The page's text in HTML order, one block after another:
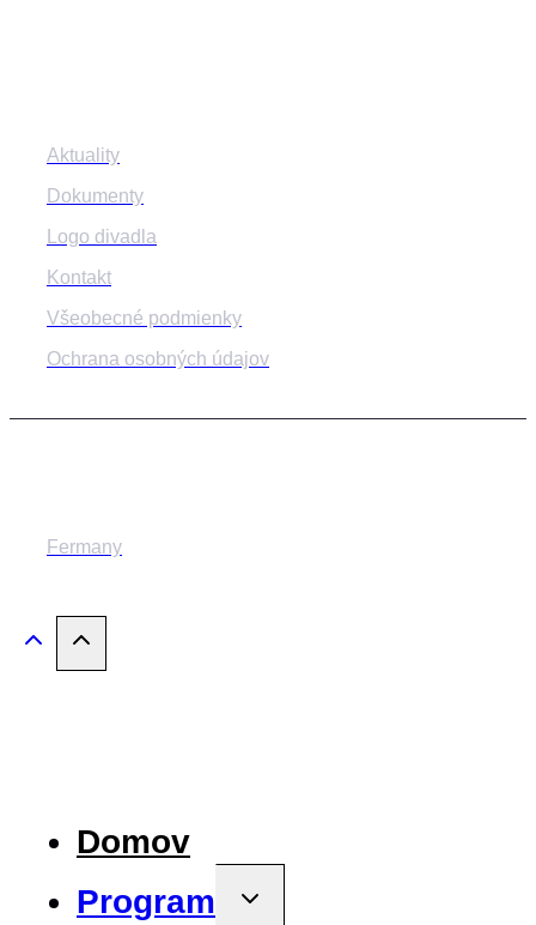
Aktuality
Dokumenty
Logo divadla
Kontakt
Všeobecné podmienky
Ochrana osobných údajov
Fermany
Domov
Program
Toggle